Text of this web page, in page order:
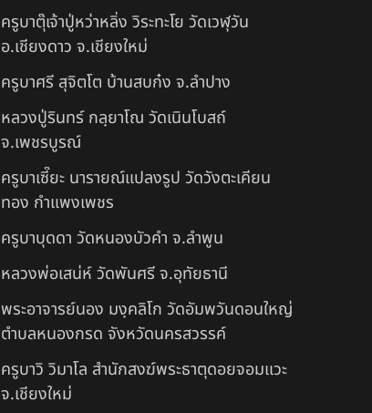
ครูบาตุ๊เจ้าปู่หว่าหลิ่ง วิระทะโย วัดเวฬุวัน
อ.เชียงดาว จ.เชียงใหม่
ครูบาศรี สุจิตโต บ้านสบก๋ง จ.ลำปาง
หลวงปู่รินทร์ กลฺยาโณ วัดเนินโบสถ์
จ.เพชรบูรณ์
ครูบาเซี๊ยะ นารายณ์แปลงรูป วัดวังตะเคียน
ทอง กำแพงเพชร
ครูบาบุดดา วัดหนองบัวคํา จ.ลําพูน
หลวงพ่อเสน่ห์ วัดพันศรี จ.อุทัยธานี
พระอาจารย์นอง มงฺคลิโก วัดอัมพวันดอนใหญ่
ตำบลหนองกรด จังหวัดนครสวรรค์
ครูบาวิ วิมาโล สำนักสงฆ์พระธาตุดอยจอมแวะ
จ.เชียงใหม่